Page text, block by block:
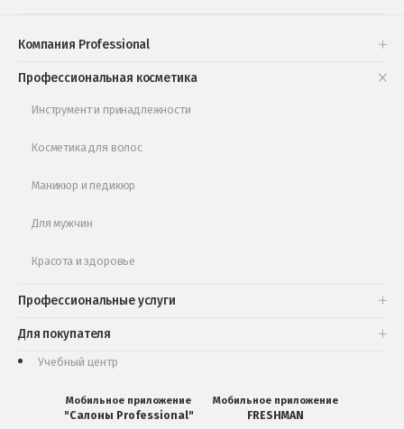
Компания Professional
Профессиональная косметика
Инструмент и принадлежности
Косметика для волос
Маникюр и педикюр
Для мужчин
Красота и здоровье
Профессиональные услуги
Для покупателя
Обучающее видео
Учебный центр
Мобильное приложение
"Салоны Professional"
Мобильное приложение
FRESHMAN